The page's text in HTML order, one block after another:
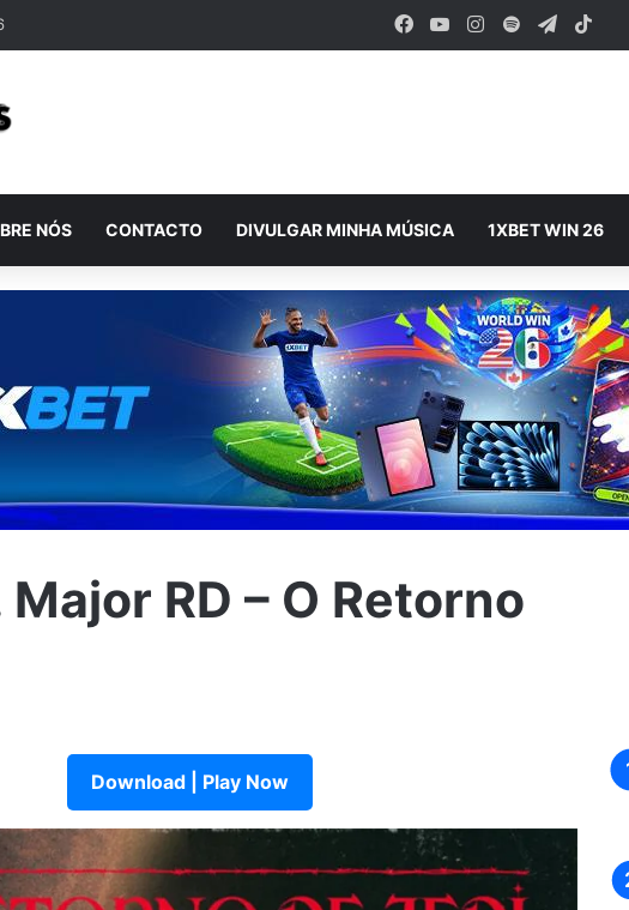
Facebook
YouTubeInstagram
SpotifyTelegram
NÓS CONTACTO DIVULGAR MINHA MÚSICA 1XBET WIN 26
RD – O Retorno
Download | Play Now